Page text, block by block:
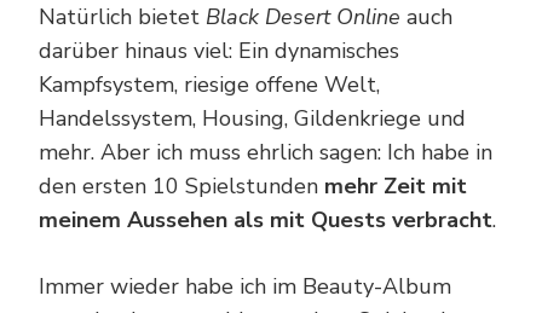
Natürlich bietet Black Desert Online auch
darüber hinaus viel: Ein dynamisches
Kampfsystem, riesige offene Welt,
Handelssystem, Housing, Gildenkriege und
mehr. Aber ich muss ehrlich sagen: Ich habe in
den ersten 10 Spielstunden mehr Zeit mit
meinem Aussehen als mit Quests verbracht.
Immer wieder habe ich im Beauty-Album